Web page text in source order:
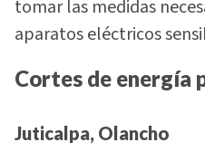
tomar las medidas
aparatos eléctricos
Cortes de energía
Juticalpa, Olancho